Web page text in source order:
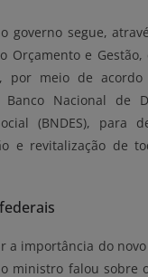
governo segue,
Orçamento e
por meio de acordo
Nacional de
(BNDES), para
e revitalização de
a importância do
ministro falou sobre